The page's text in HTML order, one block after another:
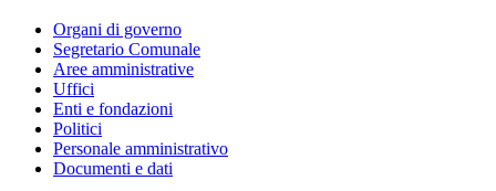
Organi di governo
Segretario Comunale
Aree amministrative
Uffici
Enti e fondazioni
Politici
Personale amministrativo
Documenti e dati